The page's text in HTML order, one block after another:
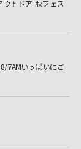
トドア 秋フェス
7AMいっぱいにご